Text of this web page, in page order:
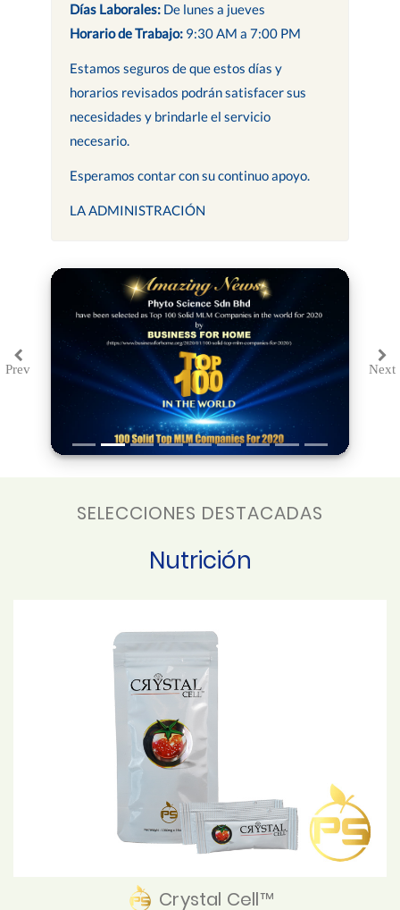
Días Laborales:De lunes a jueves
Horario de Trabajo: 9:30 AM a 7:00 PM
Estamos seguros de que estos días y
horarios revisados podrán satisfacer sus
necesidades y brindarle el servicio
necesario.
Esperamos contar con su continuo apoyo.
LA ADMINISTRACIÓN
PrevPrevious Next
SELECCIONES DESTACADAS
Nutrición
Crystal Cell™